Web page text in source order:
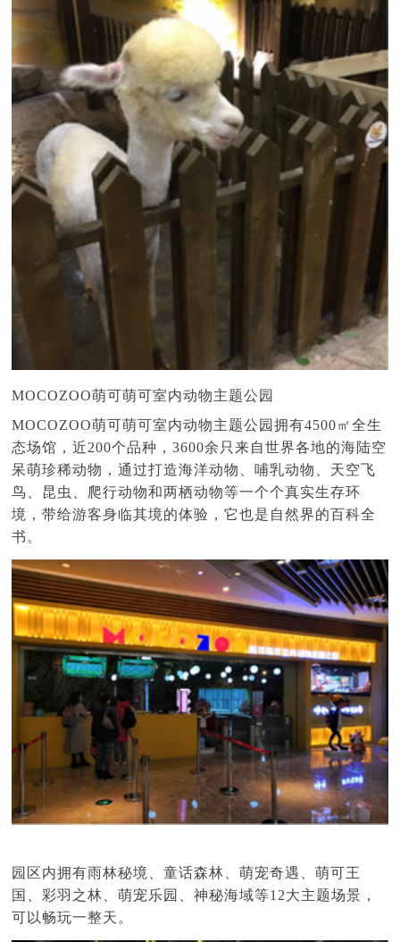
MOCOZOO萌可萌可室内动物主题公园
MOCOZOO萌可萌可室内动物主题公园拥有4500㎡全生
态场馆，近200个品种，3600余只来自世界各地的海陆空
呆萌珍稀动物，通过打造海洋动物、哺乳动物、天空飞
鸟、昆虫、爬行动物和两栖动物等一个个真实生存环
境，带给游客身临其境的体验，它也是自然界的百科全
书。
园区内拥有雨林秘境、童话森林、萌宠奇遇、萌可王
国、彩羽之林、萌宠乐园、神秘海域等12大主题场景，
可以畅玩一整天。